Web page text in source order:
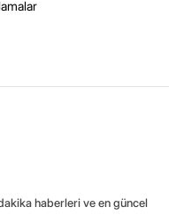
haberleri ve en güncel